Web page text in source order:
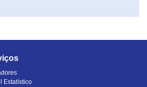
Estatístico